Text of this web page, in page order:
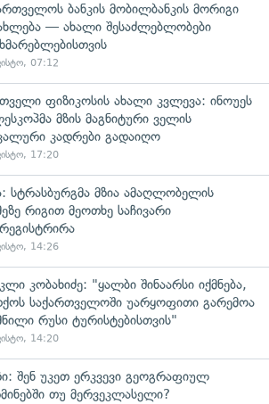
ბანკის მობილბანკის მორიგი
— ახალი შესაძლებლობები
07:12
ფიზიკოსის ახალი კვლევა: ინოუეს
მზის მაგნიტური ველის
კადრები გადაიღო
17:20
სტრასბურგმა მზია ამაღლობელის
რიგით მეოთხე საჩივარი
14:26
კობახიძე: "ყალბი შინაარსი იქმნება,
საქართველოში უარყოფითი გარემოა
რუსი ტურისტებისთვის"
14:20
შენ უკეთ ერკვევი გეოგრაფიულ
თუ მერვეკლასელი?